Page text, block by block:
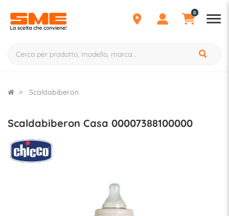
0
Scaldabiberon
Scaldabiberon Casa 00007388100000